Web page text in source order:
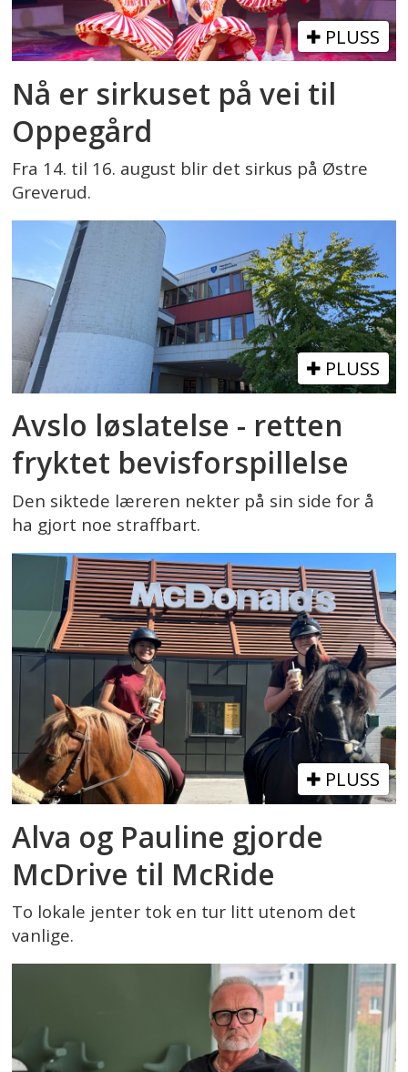
PLUSS
Nå er sirkuset på vei til
Oppegård
Fra 14. til 16. august blir det sirkus på Østre
Greverud.
PLUSS
Avslo løslatelse - retten
fryktet bevisforspillelse
Den siktede læreren nekter på sin side for å
ha gjort noe straffbart.
PLUSS
Alva og Pauline gjorde
McDrive til McRide
To lokale jenter tok en tur litt utenom det
vanlige.